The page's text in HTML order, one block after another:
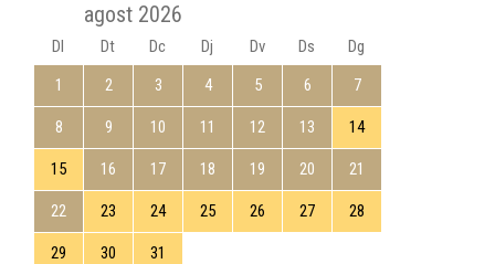
agost 2026
Dl Dt Dc Dj Dv Ds
Dg
1
2 3 4 5 6 7
8 9 10 11 12 13 14
15 16 17 18 19 20 21
22 23 24 25 26 27 28
29 30 31